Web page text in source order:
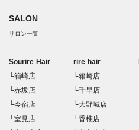
SALON
サロン一覧
Sourire Hair
└箱崎店
└赤坂店
└今宿店
└室見店
rire hair
└箱崎店
└千早店
└大野城店
└香椎店